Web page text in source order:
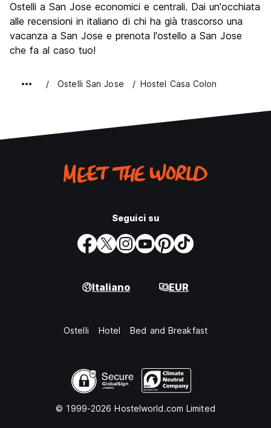
Luoghi di interesse culturale
6.7
Festa / Vita notturna
6.6
Qualita' Prezzo
Ostelli a San Jose economici e centrali. Dai un'occhiata
alle recensioni in italiano di chi ha già trascorso una
vacanza a San Jose e prenota l'ostello a San Jose
che fa al caso tuo!
Ostelli San Jose Hostel Casa Colon
Seguici su
Italiano EUR
Ostelli Hotel Bed and Breakfast
© 1999-2026 Hostelworld.com Limited